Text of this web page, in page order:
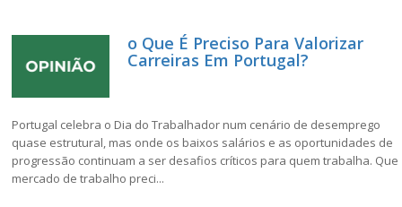
o Que É Preciso Para Valorizar
Carreiras Em Portugal?
Portugal celebra o Dia do Trabalhador num cenário de desemprego
quase estrutural, mas onde os baixos salários e as oportunidades de
progressão continuam a ser desafios críticos para quem trabalha. Que
mercado de trabalho preci...